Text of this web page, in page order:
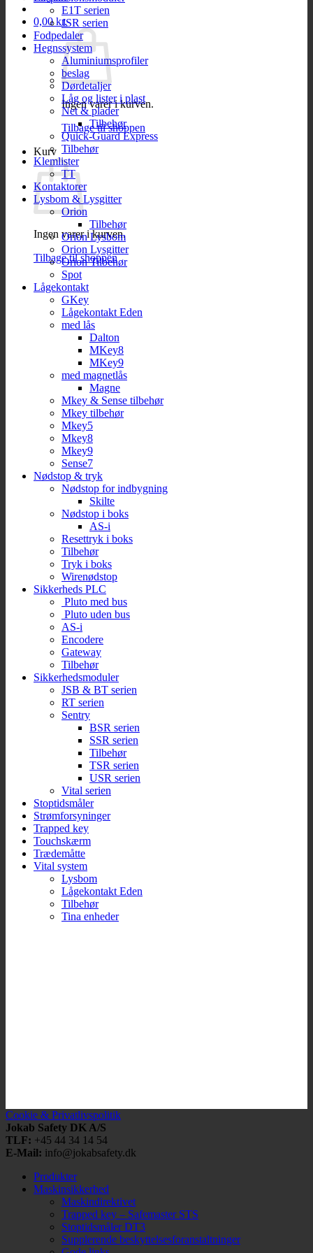
0,00kr.
Ingen varer i kurven.
Tilbage til shoppen
Kurv
Ingen varer i kurven.
Tilbage til shoppen
E1T serien
JSR serien
Fodpedaler
Hegnssystem
Aluminiumsprofiler
beslag
Dørdetaljer
Låg og lister i plast
Net & plader
Tilbehør
Quick-Guard Express
Tilbehør
Klemlister
TT
Kontaktorer
Lysbom & Lysgitter
Orion
Tilbehør
Orion Lysbom
Orion Lysgitter
Orion Tilbehør
Spot
Lågekontakt
GKey
Lågekontakt Eden
med lås
Dalton
MKey8
MKey9
med magnetlås
Magne
Mkey & Sense tilbehør
Mkey tilbehør
Mkey5
Mkey8
Mkey9
Sense7
Nødstop & tryk
Nødstop for indbygning
Skilte
Nødstop i boks
AS-i
Resettryk i boks
Tilbehør
Tryk i boks
Wirenødstop
Sikkerheds PLC
Pluto med bus
Pluto uden bus
AS-i
Encodere
Gateway
Tilbehør
Sikkerhedsmoduler
JSB & BT serien
RT serien
Sentry
BSR serien
SSR serien
Tilbehør
TSR serien
USR serien
Vital serien
Stoptidsmåler
Strømforsyninger
Trapped key
Touchskærm
Trædemåtte
Vital system
Lysbom
Lågekontakt Eden
Tilbehør
Tina enheder
Cookie & Privatlivspolitik
Jokab Safety DK A/S
TLF: +45 44 34 14 54
E-Mail: info@jokabsafety.dk
Produkter
Maskinsikkerhed
Maskindirektivet
Trapped key – Safemaster STS
Stoptidsmåler DT3
Supplerende beskyttelsesforanstaltninger